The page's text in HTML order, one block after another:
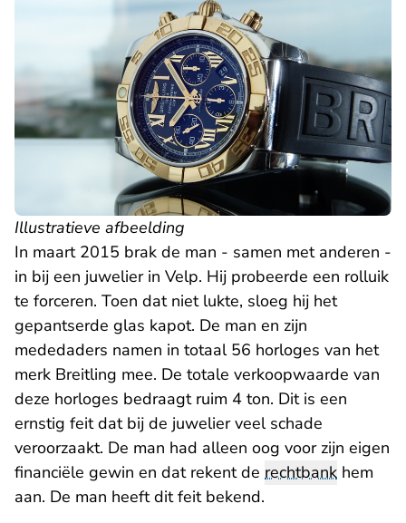
Illustratieve afbeelding
In maart 2015 brak de man - samen met anderen -
in bij een juwelier in Velp. Hij probeerde een rolluik
te forceren. Toen dat niet lukte, sloeg hij het
gepantserde glas kapot. De man en zijn
mededaders namen in totaal 56 horloges van het
merk Breitling mee. De totale verkoopwaarde van
deze horloges bedraagt ruim 4 ton. Dit is een
ernstig feit dat bij de juwelier veel schade
veroorzaakt. De man had alleen oog voor zijn eigen
financiële gewin en dat rekent de rechtbank hem
aan. De man heeft dit feit bekend.